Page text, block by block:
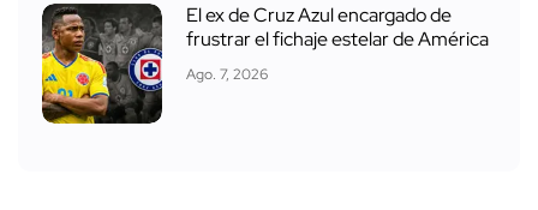
El ex de Cruz Azul encargado de
frustrar el fichaje estelar de América
Ago. 7, 2026